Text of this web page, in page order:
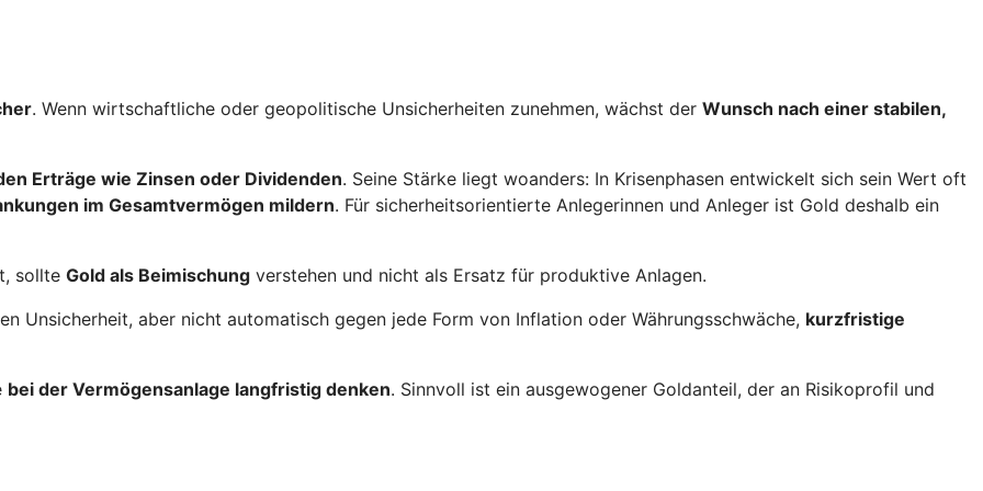
. Wenn wirtschaftliche oder geopolitische Unsicherheiten zunehmen, wächst der Wunsch nach einer stabilen,
Erträge wie Zinsen oder Dividenden. Seine Stärke liegt woanders: In Krisenphasen entwickelt sich sein Wert oft
im Gesamtvermögen mildern. Für sicherheitsorientierte Anlegerinnen und Anleger ist Gold deshalb ein
sollte Gold als Beimischung verstehen und nicht als Ersatz für produktive Anlagen.
Unsicherheit, aber nicht automatisch gegen jede Form von Inflation oder Währungsschwäche, kurzfristige
bei der Vermögensanlage langfristig denken. Sinnvoll ist ein ausgewogener Goldanteil, der an Risikoprofil und